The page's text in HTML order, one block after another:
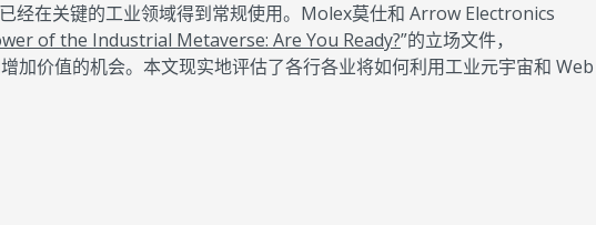
经在关键的工业领域得到常规使用。Molex莫仕和 Arrow Electronics
of the Industrial Metaverse: Are You Ready?”的立场文件，
加价值的机会。本文现实地评估了各行各业将如何利用工业元宇宙和